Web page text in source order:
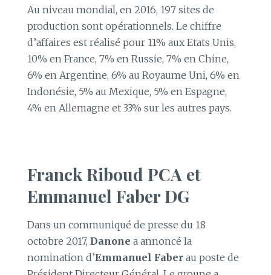
Au niveau mondial, en 2016, 197 sites de
production sont opérationnels. Le chiffre
d’affaires est réalisé pour 11% aux Etats Unis,
10% en France, 7% en Russie, 7% en Chine,
6% en Argentine, 6% au Royaume Uni, 6% en
Indonésie, 5% au Mexique, 5% en Espagne,
4% en Allemagne et 33% sur les autres pays.
Franck Riboud PCA et
Emmanuel Faber DG
Dans un communiqué de presse du 18
octobre 2017,Danone a annoncé la
nomination d’Emmanuel Faber au poste de